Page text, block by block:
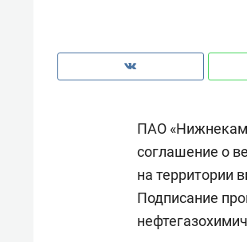
ПАО
соглашение о
на территории
Подписание
Рекомендуем
Оставить шум за
строят тишину в
ЖК «Заря»